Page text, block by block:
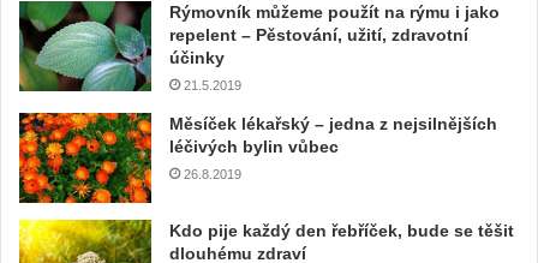
Rýmovník můžeme použít na rýmu i jako
repelent – Pěstování, užití, zdravotní
účinky
21.5.2019
Měsíček lékařský – jedna z nejsilnějších
léčivých bylin vůbec
26.8.2019
Kdo pije každý den řebříček, bude se těšit
dlouhému zdraví